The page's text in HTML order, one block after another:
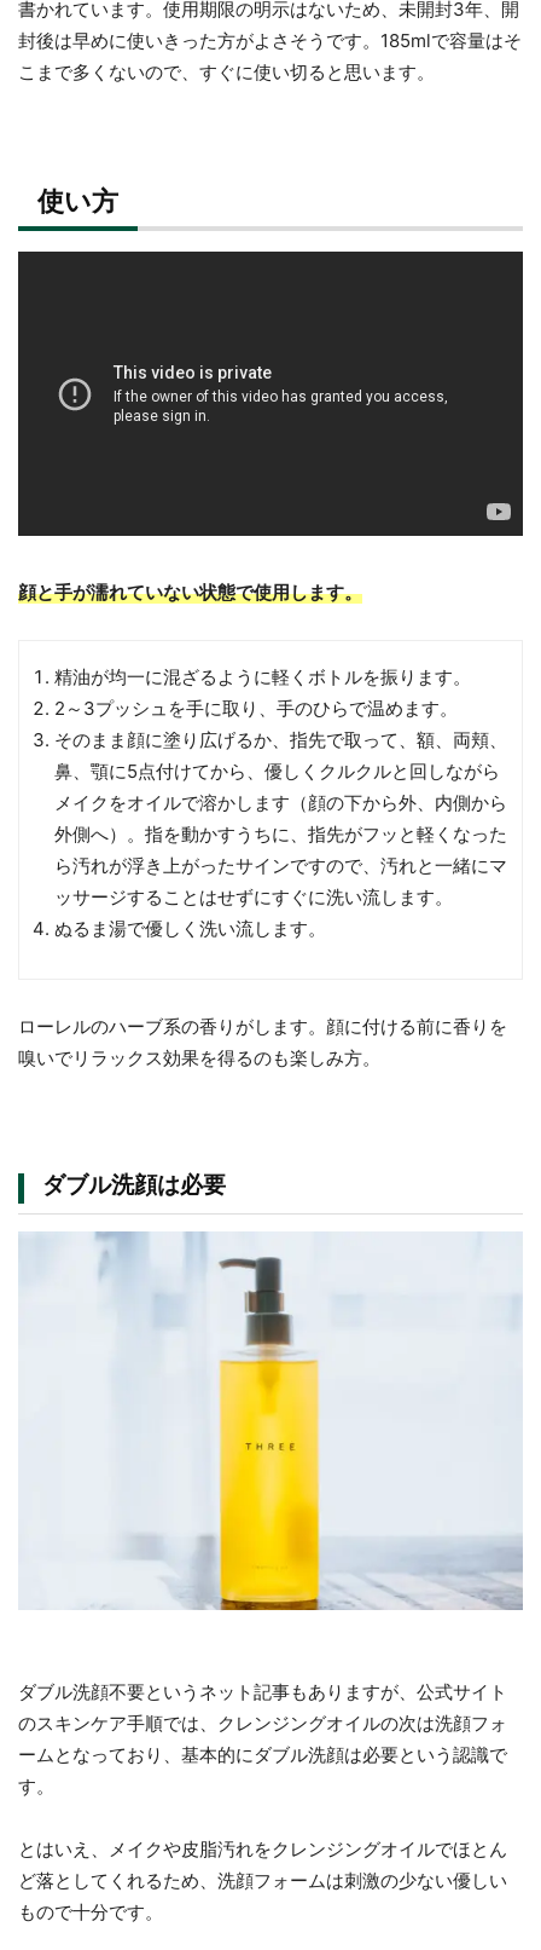
書かれています。使用期限の明示はないため、未開封3年、開
封後は早めに使いきった方がよさそうです。185mlで容量はそ
こまで多くないので、すぐに使い切ると思います。
使い方
顔と手が濡れていない状態で使用します。
精油が均一に混ざるように軽くボトルを振ります。
2～3プッシュを手に取り、手のひらで温めます。
そのまま顔に塗り広げるか、指先で取って、額、両頬、
鼻、顎に5点付けてから、優しくクルクルと回しながら
メイクをオイルで溶かします（顔の下から外、内側から
外側へ）。指を動かすうちに、指先がフッと軽くなった
ら汚れが浮き上がったサインですので、汚れと一緒にマ
ッサージすることはせずにすぐに洗い流します。
ぬるま湯で優しく洗い流します。
ローレルのハーブ系の香りがします。顔に付ける前に香りを
嗅いでリラックス効果を得るのも楽しみ方。
ダブル洗顔は必要
ダブル洗顔不要というネット記事もありますが、公式サイト
のスキンケア手順では、クレンジングオイルの次は洗顔フォ
ームとなっており、基本的にダブル洗顔は必要という認識で
す。
とはいえ、メイクや皮脂汚れをクレンジングオイルでほとん
ど落としてくれるため、洗顔フォームは刺激の少ない優しい
もので十分です。